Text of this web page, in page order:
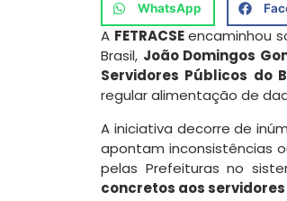
WhatsApp
A FETRACSEencaminhou
Brasil, João Domingos
Servidores Públicos do
regular alimentação de
A iniciativa decorre de
apontam inconsistências
pelas Prefeituras no
concretos aos